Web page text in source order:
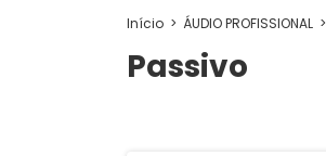
Início > ÁUDIO PROFISSIONAL >
Passivo